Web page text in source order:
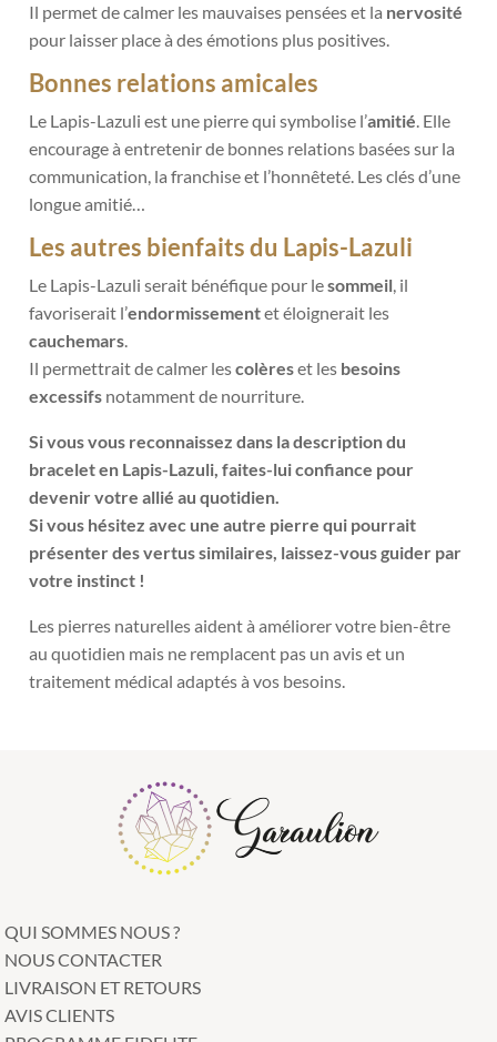
Il permet de calmer les mauvaises pensées et la nervosité
pour laisser place à des émotions plus positives.
Bonnes relations amicales
Le Lapis-Lazuli est une pierre qui symbolise l’amitié. Elle
encourage à entretenir de bonnes relations basées sur la
communication, la franchise et l’honnêteté. Les clés d’une
longue amitié…
Les autres bienfaits du Lapis-Lazuli
Le Lapis-Lazuli serait bénéfique pour lesommeil, il
favoriserait l’endormissementet éloignerait les
cauchemars.
Il permettrait de calmer lescolèreset les besoins
excessifs notamment de nourriture.
Si vous vous reconnaissez dans la description du
bracelet en Lapis-Lazuli, faites-lui confiance pour
devenir votre allié au quotidien.
Si vous hésitez avec une autre pierre qui pourrait
présenter des vertus similaires, laissez-vous guider par
votre instinct !
Les pierres naturelles aident à améliorer votre bien-être
au quotidien mais ne remplacent pas un avis et un
traitement médical adaptés à vos besoins.
QUI SOMMES NOUS ?
NOUS CONTACTER
LIVRAISON ET RETOURS
AVIS CLIENTS